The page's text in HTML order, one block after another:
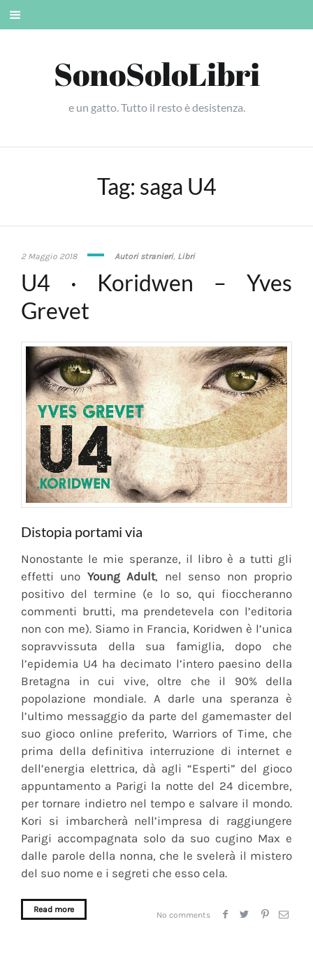
Skip
SonoSoloLibri
e un gatto. Tutto il resto è desistenza.
Tag: saga U4
2 Maggio 20187
Autori stranieri, Libri
U4 · Koridwen – Yves
Grevet
Distopia portami via
Nonostante le mie speranze, il libro è a tutti gli
effetti uno Young Adult, nel senso non proprio
positivo del termine (e lo so, qui fioccheranno
commenti brutti, ma prendetevela con l’editoria
non con me). Siamo in Francia, Koridwen è l’unica
sopravvissuta della sua famiglia, dopo che
l’epidemia U4 ha decimato l’intero paesino della
Bretagna in cui vive, oltre che il 90% della
popolazione mondiale. A darle una speranza è
l’ultimo messaggio da parte del gamemaster del
suo gioco online preferito, Warriors of Time, che
prima della definitiva interruzione di internet e
dell’energia elettrica, dà agli “Esperti” del gioco
appuntamento a Parigi la notte del 24 dicembre,
per tornare indietro nel tempo e salvare il mondo.
Kori si imbarcherà nell’impresa di raggiungere
Parigi accompagnata solo da suo cugino Max e
dalle parole della nonna, che le svelerà il mistero
del suo nome e i segreti che esso cela.
Read more
No comments